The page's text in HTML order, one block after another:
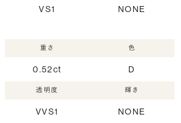
VS1 NONE
重さ
0.52ct
色
D
透明度
VVS1
輝き
NONE